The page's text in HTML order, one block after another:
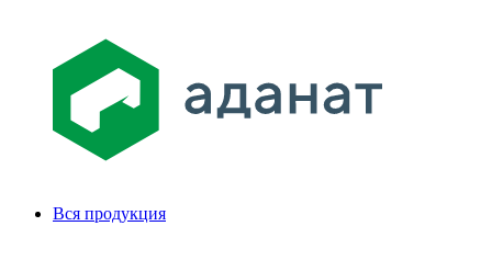
Вся продукция